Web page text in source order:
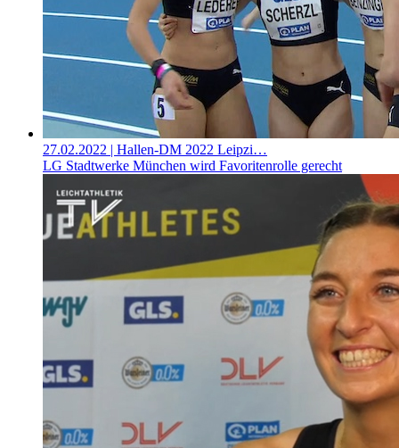
27.02.2022 | Hallen-DM 2022 Leipzi…
LG Stadtwerke München wird Favoritenrolle gerecht